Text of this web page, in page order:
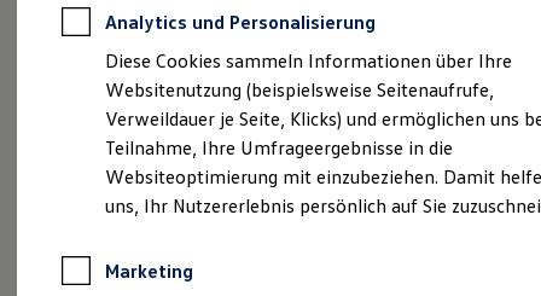
Autokredit mit Schlussrate
Versicherungen und Garantien
Kfz-Versicherung
Restschuldversicherungen
Garantien
Wartungsverträge
Geschäftskunden
Professional Class bei Volkswagen
Großkunden
Behörden
Anpfiff zum Gewinn
Analytics und Personalisierung
Diese Cookies sammeln Informationen über Ihre
Websitenutzung (beispielsweise Seitenaufrufe,
Verweildauer je Seite, Klicks) und ermöglichen uns
Teilnahme, Ihre Umfrageergebnisse in die
Websiteoptimierung mit einzubeziehen. Damit
uns, Ihr Nutzererlebnis persönlich auf Sie
Marketing